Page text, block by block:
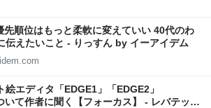
先順位はもっと柔軟に変えていい 40代のわ
伝えたいこと - りっすん by イーアイデム
エディタ「EDGE1」「EDGE2」
いて作者に聞く【フォーカス】 - レバテック